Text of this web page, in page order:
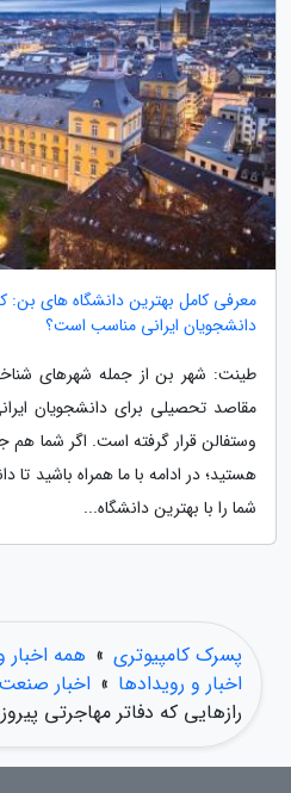
معرفی کامل بهترین دانشگاه های بن:
دانشجویان ایرانی مناسب است؟
طینت: شهر بن از جمله شهرهای
مقاصد تحصیلی برای دانشجویان
وستفالن قرار گرفته است. اگر شما هم
هستید؛ در ادامه با ما همراه باشید
شما را با بهترین دانشگاه...
پسرک کامپیوتری » همه اخبار
اخبار و رویدادها » اخبار صنعت
رازهایی که دفاتر مهاجرتی